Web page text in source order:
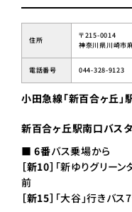
住所
〒215-0014
神奈川県川崎市
電話番号 044-328-9123
小田急線「新百合ヶ丘
新百合ヶ丘駅南口バス
■6番バス乗場から
［新10］ 「新ゆりグリー
前
［新15］ 「大谷」行きバ